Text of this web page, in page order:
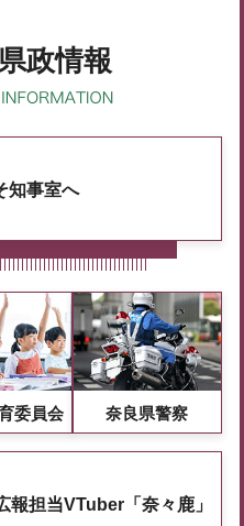
政情報
知事室へ
委員会 奈良県警察
報担当VTuber「奈々鹿」